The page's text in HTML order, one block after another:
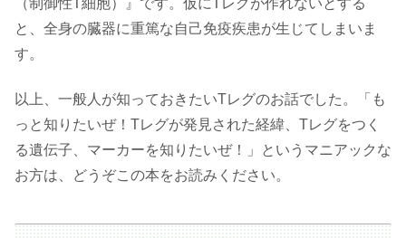
と、全身の臓器に重篤な自己免疫疾患が生じてしまいま
す。
以上、一般人が知っておきたいTレグのお話でした。「も
っと知りたいぜ！Tレグが発見された経緯、Tレグをつく
る遺伝子、マーカーを知りたいぜ！」というマニアックな
お方は、どうぞこの本をお読みください。